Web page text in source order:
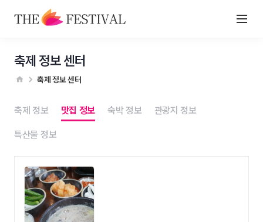
축제 정보 센터
축제 정보 센터
축제 정보 맛집 정보 숙박 정보 관광지 정보
특산물 정보